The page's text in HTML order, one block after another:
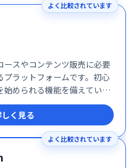
よく比較されています
スやコンテンツ販売に必要
プラットフォームです。初心
められる機能を備えていま
く見る
よく比較されています